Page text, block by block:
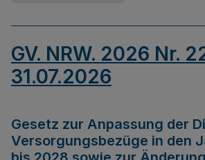
GV. NRW. 2026 Nr.
31.07.2026
Gesetz zur Anpassung der
Versorgungsbezüge in den